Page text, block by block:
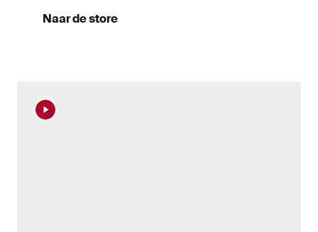
Naar de store
Nieuws artikelen